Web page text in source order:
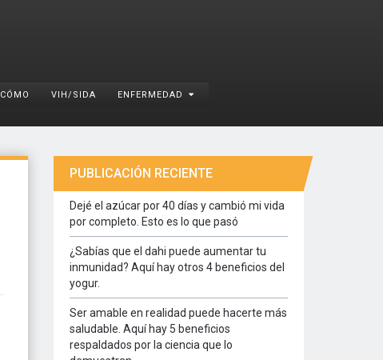
CÓMO VIH/SIDA ENFERMEDAD
PUBLICACIÓN RECIENTE
Dejé el azúcar por 40 días y cambió mi vida
por completo. Esto es lo que pasó
¿Sabías que el dahi puede aumentar tu
inmunidad? Aquí hay otros 4 beneficios del
yogur.
Ser amable en realidad puede hacerte más
saludable. Aquí hay 5 beneficios
respaldados por la ciencia que lo